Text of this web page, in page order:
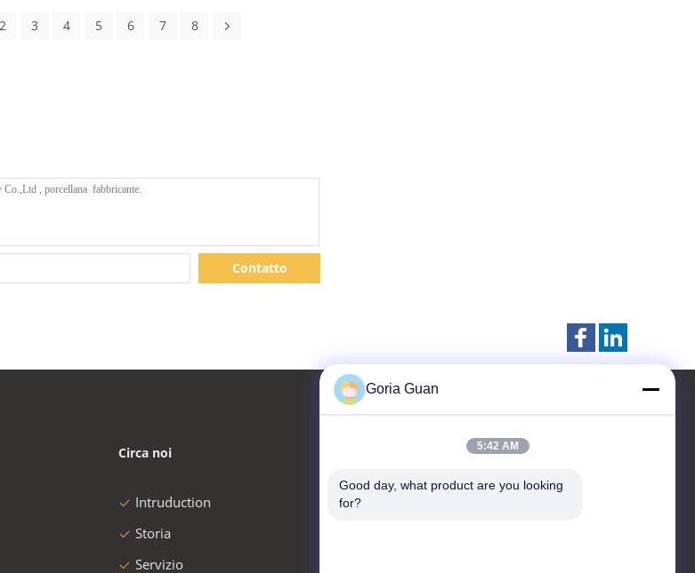
2 3 4 5 6 7 8
Contatto
Circa noi
Intruduction
Storia
Servizio
Taizhou Kayond Machinery
Goria Guan
5:42 AM
Good day, what product are you looking
for?